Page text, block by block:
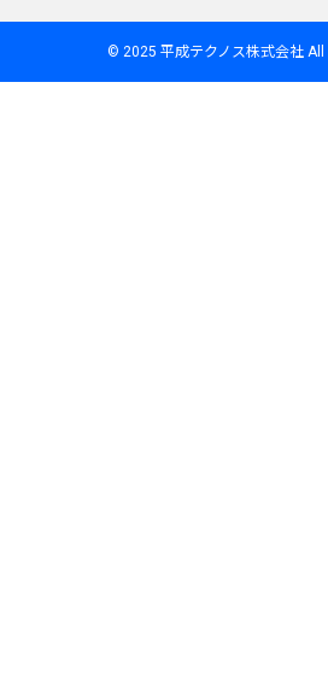
© 2025 平成テクノス株式会社